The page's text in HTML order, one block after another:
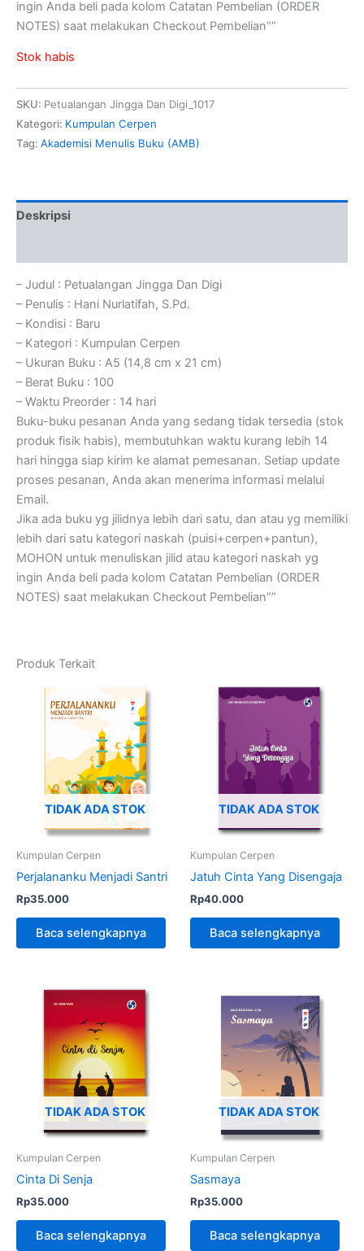
ingin Anda beli pada kolom Catatan Pembelian (ORDER
NOTES) saat melakukan Checkout Pembelian””
Stok habis
SKU: Petualangan Jingga Dan Digi_1017
Kategori: Kumpulan Cerpen
Tag: Akademisi Menulis Buku (AMB)
Deskripsi
– Judul : Petualangan Jingga Dan Digi
– Penulis : Hani Nurlatifah, S.Pd.
– Kondisi : Baru
– Kategori : Kumpulan Cerpen
– Ukuran Buku : A5 (14,8 cm x 21 cm)
– Berat Buku : 100
– Waktu Preorder : 14 hari
Buku-buku pesanan Anda yang sedang tidak tersedia (stok
produk fisik habis), membutuhkan waktu kurang lebih 14
hari hingga siap kirim ke alamat pemesanan. Setiap update
proses pesanan, Anda akan menerima informasi melalui
Email.
Jika ada buku yg jilidnya lebih dari satu, dan atau yg memiliki
lebih dari satu kategori naskah (puisi+cerpen+pantun),
MOHON untuk menuliskan jilid atau kategori naskah yg
ingin Anda beli pada kolom Catatan Pembelian (ORDER
NOTES) saat melakukan Checkout Pembelian””
Produk Terkait
TIDAK ADA STOK
Kumpulan Cerpen
Perjalananku Menjadi Santri
Rp35.000
Baca selengkapnya
TIDAK ADA STOK
Kumpulan Cerpen
Jatuh Cinta Yang Disengaja
Rp40.000
Baca selengkapnya
TIDAK ADA STOK
Kumpulan Cerpen
Cinta Di Senja
Rp35.000
Baca selengkapnya
TIDAK ADA STOK
Kumpulan Cerpen
Sasmaya
Rp35.000
Baca selengkapnya